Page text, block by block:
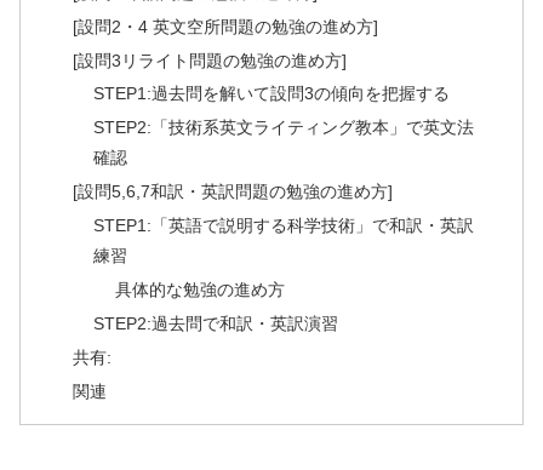
[設問2・4 英文空所問題の勉強の進め方]
[設問3リライト問題の勉強の進め方]
STEP1:過去問を解いて設問3の傾向を把握する
STEP2:「技術系英文ライティング教本」で英文法
確認
[設問5,6,7和訳・英訳問題の勉強の進め方]
STEP1:「英語で説明する科学技術」で和訳・英訳
練習
具体的な勉強の進め方
STEP2:過去問で和訳・英訳演習
共有:
関連